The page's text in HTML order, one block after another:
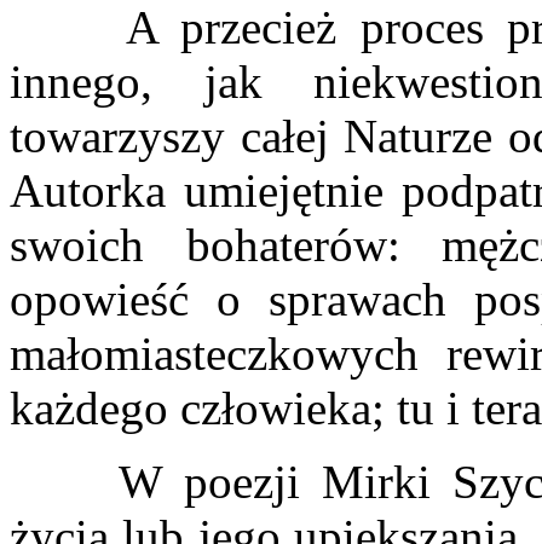
A przecież proces
innego, jak
towarzyszy całej Naturze
Autorka umiejętnie
swoich bohaterów:
opowieść o sprawach
małomiasteczkowych
każdego człowieka; tu i
W poezji Mirki